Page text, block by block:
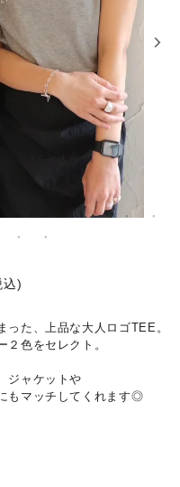
)
った、上品な大人ロゴTEE。
２色をセレクト。
ジャケットや
もマッチしてくれます◎